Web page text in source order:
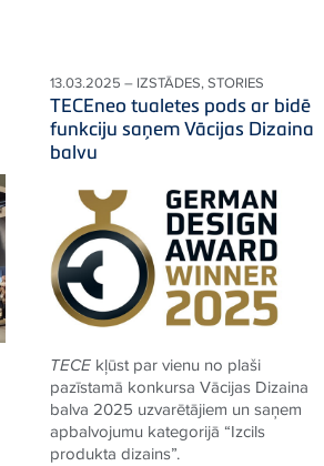
13.03.2025 – IZSTĀDES, STORIES
TECEneo tualetes pods ar bidē
funkciju saņem Vācijas Dizaina
balvu
TECEkļūst par vienu no plaši
pazīstamā konkursa Vācijas Dizaina
balva 2025 uzvarētājiem un saņem
apbalvojumu kategorijā “Izcils
produkta dizains”.